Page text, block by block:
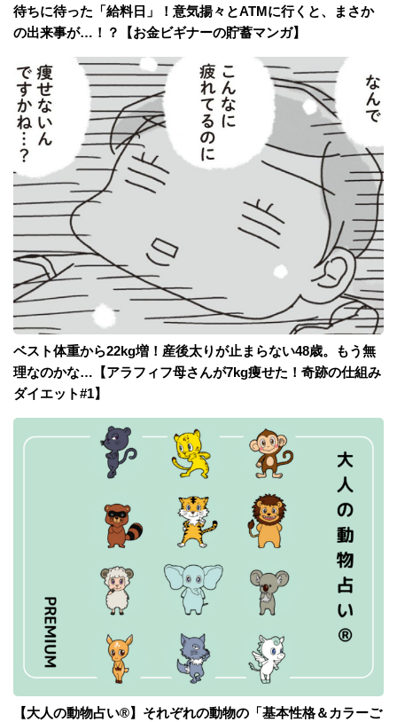
待ちに待った「給料日」！意気揚々とATMに行くと、まさか
の出来事が…！？【お金ビギナーの貯蓄マンガ】
ベスト体重から22kg増！産後太りが止まらない48歳。もう無
理なのかな…【アラフィフ母さんが7kg痩せた！奇跡の仕組み
ダイエット#1】
【大人の動物占い®】それぞれの動物の「基本性格＆カラーご